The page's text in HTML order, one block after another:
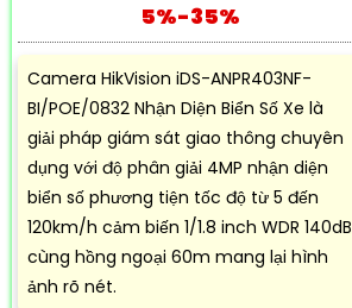
5%-35%
Camera HikVision iDS-ANPR403NF-
BI/POE/0832 Nhận Diện Biển Số Xe là
giải pháp giám sát giao thông chuyên
dụng với độ phân giải 4MP nhận diện
biển số phương tiện tốc độ từ 5 đến
120km/h cảm biến 1/1.8 inch WDR 140dB
cùng hồng ngoại 60m mang lại hình
ảnh rõ nét.